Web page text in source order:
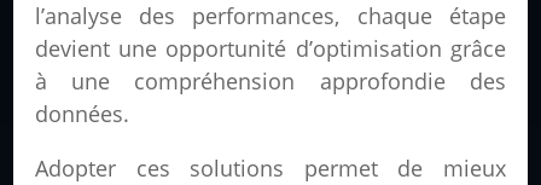
l’analyse des performances, chaque étape
devient une opportunité d’optimisation grâce
à une compréhension approfondie des
données.
Adopter ces solutions permet de mieux